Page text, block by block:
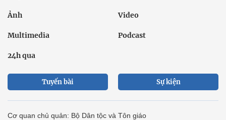
Ảnh Video
Multimedia Podcast
24h qua
Tuyến bài Sự kiện
Cơ quan chủ quản: Bộ Dân tộc và Tôn giáo